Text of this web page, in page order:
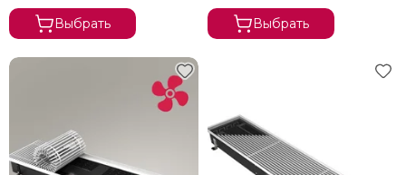
Выбрать
Выбрать